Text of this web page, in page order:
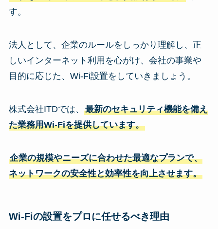
す。
法人として、企業のルールをしっかり理解し、正
しいインターネット利用を心がけ、会社の事業や
目的に応じた、Wi-Fi設置をしていきましょう。
株式会社ITDでは、 最新のセキュリティ機能を備え
た業務用Wi-Fiを提供しています。
企業の規模やニーズに合わせた最適なプランで、
ネットワークの安全性と効率性を向上させます。
Wi-Fiの設置をプロに任せるべき理由